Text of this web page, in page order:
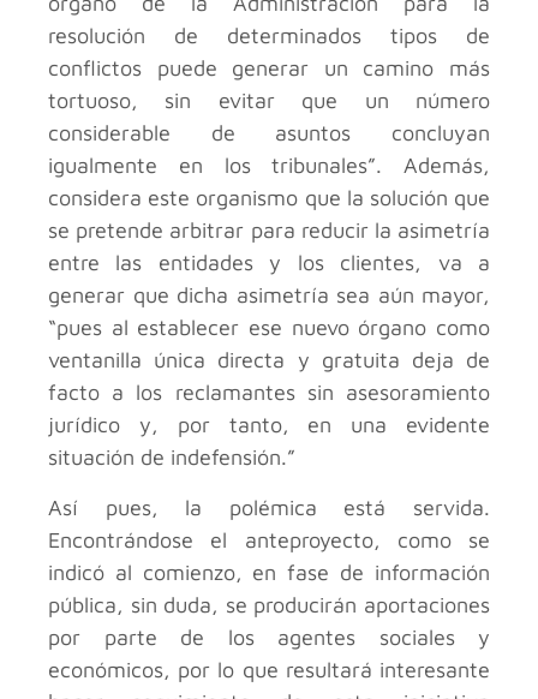
resolución de determinados tipos de
conflictos puede generar un camino más
tortuoso, sin evitar que un número
considerable de asuntos concluyan
igualmente en los tribunales”. Además,
considera este organismo que la solución que
se pretende arbitrar para reducir la asimetría
entre las entidades y los clientes, va a
generar que dicha asimetría sea aún mayor,
“pues al establecer ese nuevo órgano como
ventanilla única directa y gratuita deja de
facto a los reclamantes sin asesoramiento
jurídico y, por tanto, en una evidente
situación de indefensión.”
Así pues, la polémica está servida.
Encontrándose el anteproyecto, como se
indicó al comienzo, en fase de información
pública, sin duda, se producirán aportaciones
por parte de los agentes sociales y
económicos, por lo que resultará interesante